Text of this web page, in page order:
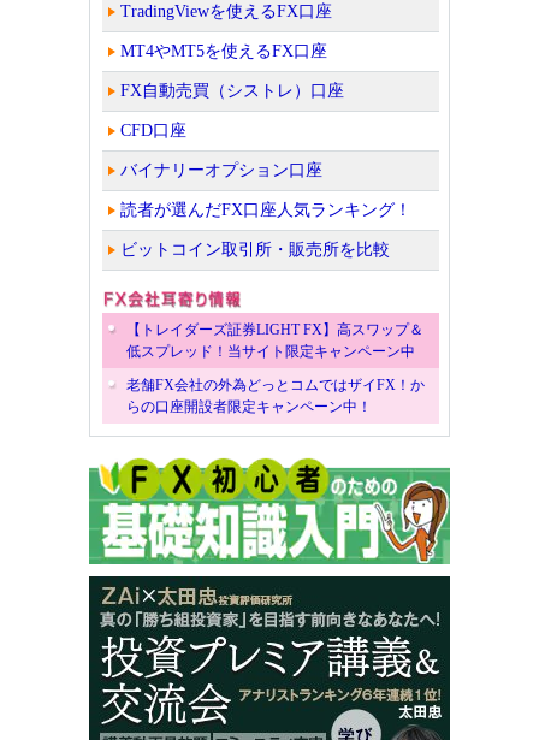
TradingViewを使えるFX口座
MT4やMT5を使えるFX口座
FX自動売買（シストレ）口座
CFD口座
バイナリーオプション口座
読者が選んだFX口座人気ランキング！
ビットコイン取引所・販売所を比較
【トレイダーズ証券LIGHT FX】高スワップ＆
低スプレッド！当サイト限定キャンペーン中
老舗FX会社の外為どっとコムではザイFX！か
らの口座開設者限定キャンペーン中！